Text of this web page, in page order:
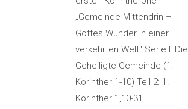
„Gemeinde Mittendrin –
Gottes Wunder in einer
verkehrten Welt“ Serie I: Die
Geheiligte Gemeinde (1.
Korinther 1-10) Teil 2: 1.
Korinther 1,10-31